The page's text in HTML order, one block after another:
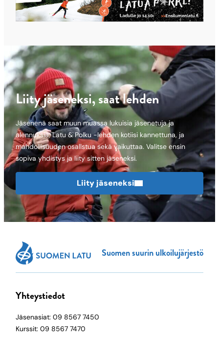
Liity jäseneksi, saat lehden
Jäsenenä saat muun muassa lukuisia jäsenetuja ja
alennuksia, Latu & Polku -lehden kotiisi kannettuna, ja
mahdollisuuden osallstua sekä vaikuttaa. Valitse ensin
sopiva yhdistys ja liity sitten jäseneksi.
Liity jäseneksi
Suomen suurin ulkoilujärjestö
Yhteystiedot
Jäsenasiat: 09 8567 7450
Kurssit: 09 8567 7470